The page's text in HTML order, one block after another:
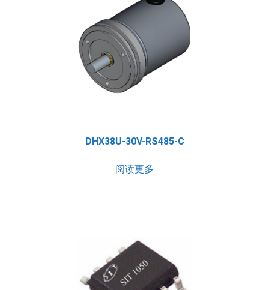
DHX38U-30V-RS485-C
阅读更多